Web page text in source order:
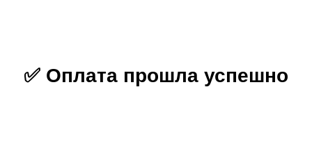
✅ Оплата прошла успешно